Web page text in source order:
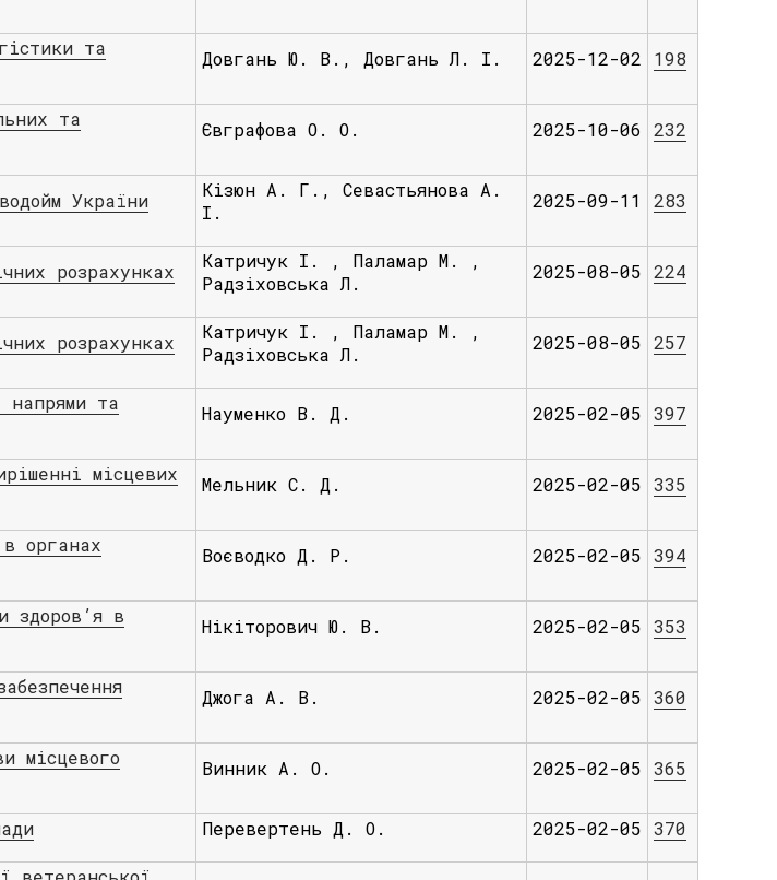
та
Довгань Ю. В., Довгань Л. І. 2025-12-02 198
та
Євграфова О. О. 2025-10-06 232
України
Кізюн А. Г., Севастьянова А.
І.
2025-09-11 283
розрахунках
Катричук І. , Паламар М. ,
Радзіховська Л.
2025-08-05 224
розрахунках
Катричук І. , Паламар М. ,
Радзіховська Л.
2025-08-05 257
напрями та
Науменко В. Д. 2025-02-05 397
місцевих
Мельник С. Д. 2025-02-05 335
оргaнах
Воєводко Д. Р. 2025-02-05 394
здоров’я в
Нікіторович Ю. В. 2025-02-05 353
Джога А. В. 2025-02-05 360
місцевого
Винник А. О. 2025-02-05 365
Перевертень Д. О. 2025-02-05 370